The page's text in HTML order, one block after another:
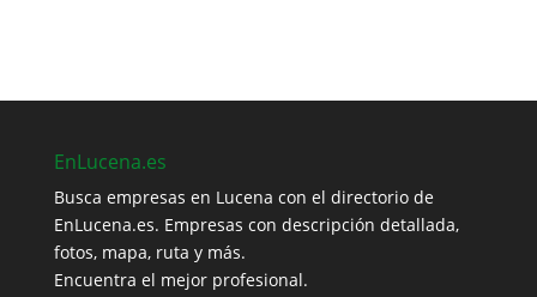
EnLucena.es
Busca empresas en Lucena con el directorio de
EnLucena.es. Empresas con descripción detallada,
fotos, mapa, ruta y más.
Encuentra el mejor profesional.